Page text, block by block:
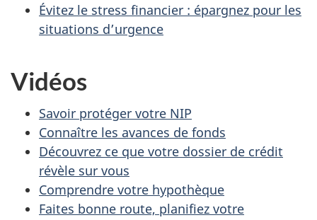
Évitez le stress financier : épargnez pour les
situations d’urgence
Vidéos
Savoir protéger votre NIP
Connaître les avances de fonds
Découvrez ce que votre dossier de crédit
révèle sur vous
Comprendre votre hypothèque
Faites bonne route, planifiez votre